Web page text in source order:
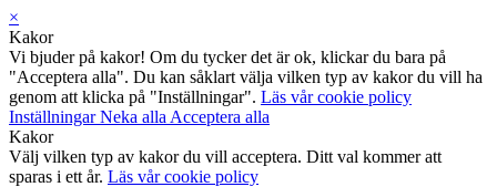
×
Kakor
Vi bjuder på kakor! Om du tycker det är ok, klickar du bara på
"Acceptera alla". Du kan såklart välja vilken typ av kakor du vill ha
genom att klicka på "Inställningar". Läs vår cookie policy
InställningarNeka alla Acceptera alla
Kakor
Välj vilken typ av kakor du vill acceptera. Ditt val kommer att
sparas i ett år. Läs vår cookie policy